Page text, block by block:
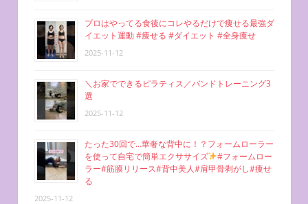
プロはやってる食後にコレやるだけで痩せる最強ダ
イエット運動 #痩せる #ダイエット #全身痩せ
2025-11-12
＼お家でできるピラティス／バンドトレーニング3
選
2025-11-12
たった30回で…華奢な背中に！？フォームローラー
を使って自宅で簡単エクササイズ
#フォームロー
ラー#筋膜リリース#背中美人#肩甲骨剥がし#痩せ
る
2025-11-12